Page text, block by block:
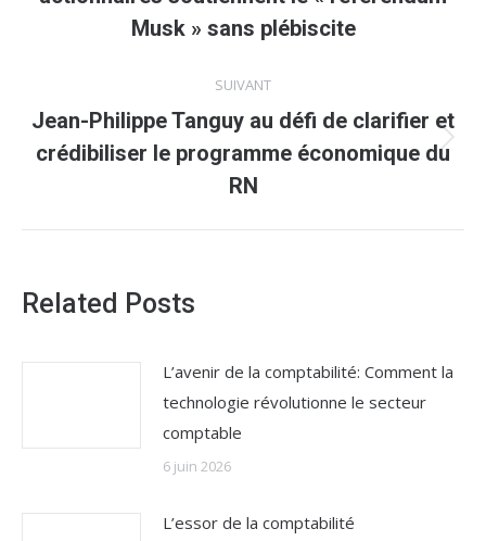
précédent
Musk » sans plébiscite
SUIVANT
Article
suivant
Jean-Philippe Tanguy au défi de clarifier et
crédibiliser le programme économique du
RN
Related Posts
L’avenir de la comptabilité: Comment la
technologie révolutionne le secteur
comptable
6 juin 2026
L’essor de la comptabilité